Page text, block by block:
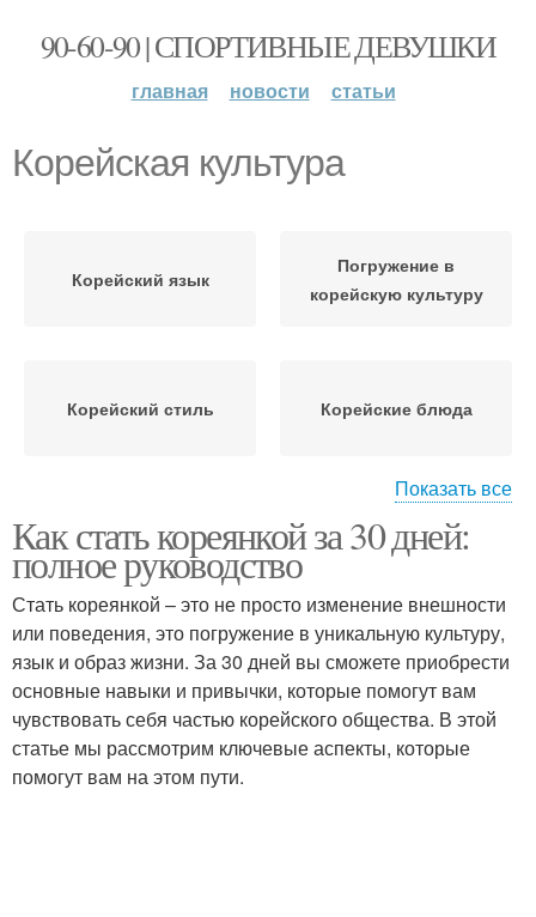
90-60-90 | СПОРТИВНЫЕ ДЕВУШКИ
главная новости статьи
Корейская культура
Корейский язык
Погружение в
корейскую культуру
Корейский стиль Корейские блюда
Корейские женщины Корейская косметика
Корейская диета
Показать все
Как стать кореянкой за 30 дней:
полное руководство
Стать кореянкой – это не просто изменение внешности
или поведения, это погружение в уникальную культуру,
язык и образ жизни. За 30 дней вы сможете приобрести
основные навыки и привычки, которые помогут вам
чувствовать себя частью корейского общества. В этой
статье мы рассмотрим ключевые аспекты, которые
помогут вам на этом пути.